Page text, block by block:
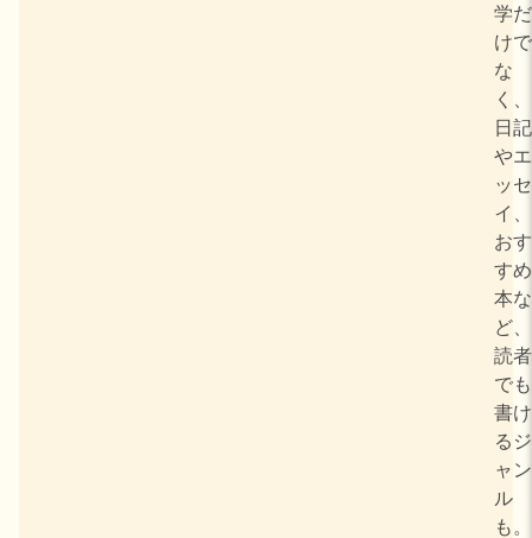
学だ
けで
な
く、
日記
やエ
ッセ
イ、
おす
すめ
本な
ど、
読者
でも
書け
るジ
ャン
ル
も。